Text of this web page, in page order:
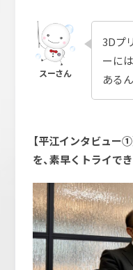
3Dプ
ーに
ある
【平江インタビュー
を、素早くトライで